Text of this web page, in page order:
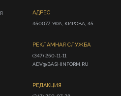
АДРЕС
450077, УФА, КИРОВА, 45
РЕКЛАМНАЯ СЛУЖБА
(347) 250-11-11
ADV@BASHINFORM.RU
РЕДАКЦИЯ